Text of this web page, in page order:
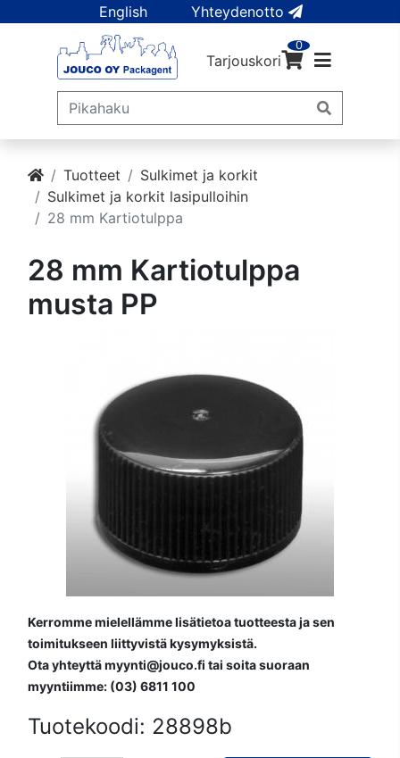
English Yhteydenotto
Tarjouskori
0
Tuotteet
Sulkimet ja korkit
Sulkimet ja korkit lasipulloihin
28 mm Kartiotulppa
28 mm Kartiotulppa
musta PP
Kerromme mielellämme lisätietoa tuotteesta ja sen
toimitukseen liittyvistä kysymyksistä.
Ota yhteyttä myynti@jouco.fi tai soita suoraan
myyntiimme: (03) 6811 100
Tuotekoodi: 28898b